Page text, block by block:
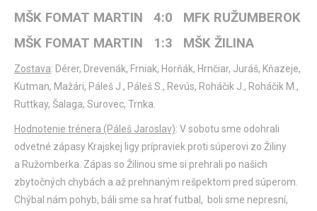
MŠK FOMAT MARTIN 4:0 MFK RUŽUMBEROK
MŠK FOMAT MARTIN 1:3 MŠK ŽILINA
Zostava: Dérer, Drevenák, Frniak, Horňák, Hrnčiar, Juráš, Kňazeje,
Kutman, Mažári, Páleš J., Páleš S., Revús, Roháčik J., Roháčik M.,
Ruttkay, Šalaga, Surovec, Trnka.
Hodnotenie trénera (Páleš Jaroslav): V sobotu sme odohrali
odvetné zápasy Krajskej ligy prípraviek proti súperovi zo Žiliny
a Ružomberka. Zápas so Žilinou sme si prehrali po našich
zbytočných chybách a až prehnaným rešpektom pred súperom.
Chýbal nám pohyb, báli sme sa hrať futbal, boli sme nepresní,